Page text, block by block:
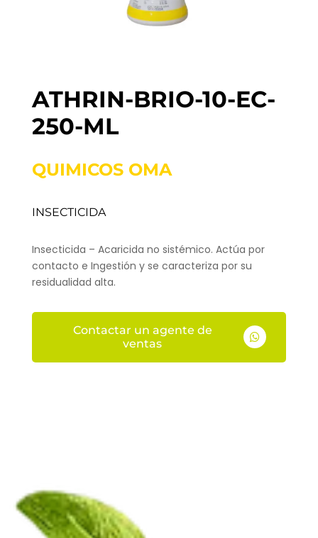
ATHRIN-BRIO-10-EC-
250-ML
QUIMICOS OMA
INSECTICIDA
Insecticida – Acaricida no sistémico. Actúa por
contacto e Ingestión y se caracteriza por su
residualidad alta.

Contactar un agente de
ventas